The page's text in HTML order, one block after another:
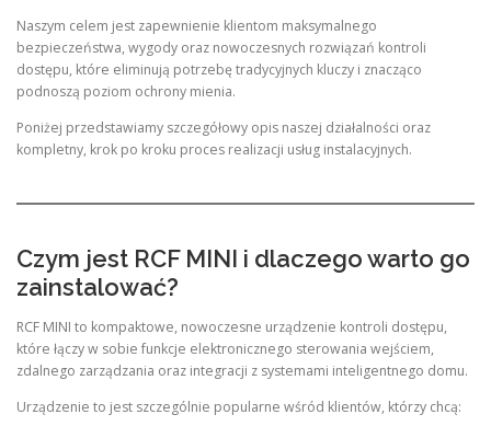
Naszym celem jest zapewnienie klientom maksymalnego
bezpieczeństwa, wygody oraz nowoczesnych rozwiązań kontroli
dostępu, które eliminują potrzebę tradycyjnych kluczy i znacząco
podnoszą poziom ochrony mienia.
Poniżej przedstawiamy szczegółowy opis naszej działalności oraz
kompletny, krok po kroku proces realizacji usług instalacyjnych.
Czym jest RCF MINI i dlaczego warto go
zainstalować?
RCF MINI to kompaktowe, nowoczesne urządzenie kontroli dostępu,
które łączy w sobie funkcje elektronicznego sterowania wejściem,
zdalnego zarządzania oraz integracji z systemami inteligentnego domu.
Urządzenie to jest szczególnie popularne wśród klientów, którzy chcą: